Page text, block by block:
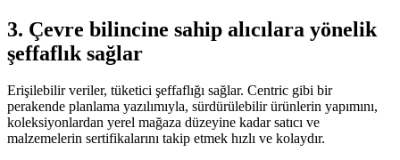
3. Çevre bilincine sahip alıcılara yönelik
şeffaflık sağlar
Erişilebilir veriler, tüketici şeffaflığı sağlar. Centric gibi bir
perakende planlama yazılımıyla, sürdürülebilir ürünlerin yapımını,
koleksiyonlardan yerel mağaza düzeyine kadar satıcı ve
malzemelerin sertifikalarını takip etmek hızlı ve kolaydır.